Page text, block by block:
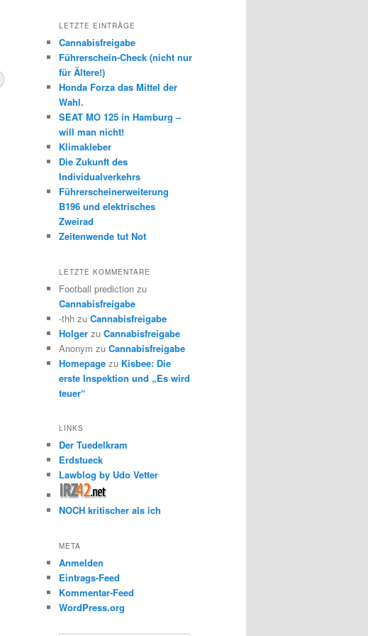
LETZTE EINTRÄGE
Cannabisfreigabe
Führerschein-Check (nicht nur
für Ältere!)
Honda Forza das Mittel der
Wahl.
SEAT MO 125 in Hamburg –
will man nicht!
Klimakleber
Die Zukunft des
Individualverkehrs
Führerscheinerweiterung
B196 und elektrisches
Zweirad
Zeitenwende tut Not
LETZTE KOMMENTARE
Football prediction zu
Cannabisfreigabe
-thh zu Cannabisfreigabe
Holger zu Cannabisfreigabe
Anonym zu Cannabisfreigabe
Homepage zu Kisbee: Die
erste Inspektion und „Es wird
teuer“
LINKS
Der Tuedelkram
Erdstueck
Lawblog by Udo Vetter
NOCH kritischer als ich
META
Anmelden
Eintrags-Feed
Kommentar-Feed
WordPress.org